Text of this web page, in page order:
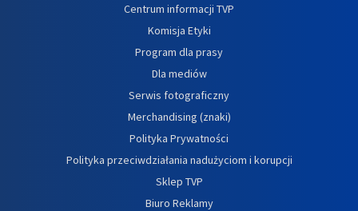
Centrum informacji TVP
Komisja Etyki
Program dla prasy
Dla mediów
Serwis fotograficzny
Merchandising (znaki)
Polityka Prywatności
Polityka przeciwdziałania nadużyciom i korupcji
Sklep TVP
Biuro Reklamy